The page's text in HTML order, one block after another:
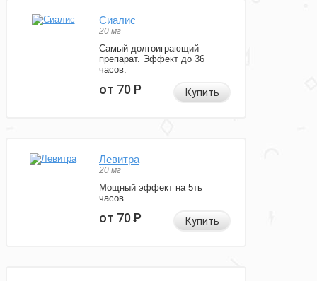
Сиалис
20 мг
Самый долгоиграющий
препарат. Эффект до 36
часов.
от 70Р Купить
Левитра
20 мг
Мощный эффект на 5ть
часов.
от 70Р Купить